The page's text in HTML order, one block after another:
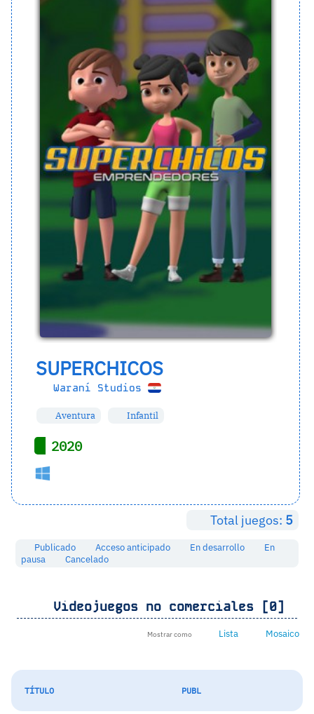
SUPERCHICOS
Waraní Studios
Aventura Infantil
2020
Total juegos: 5
Publicado Acceso anticipado En desarrollo
En
pausa
Cancelado
Videojuegos no comerciales [0]
Mostrar como Lista Mosaico
TÍTULO PUBL